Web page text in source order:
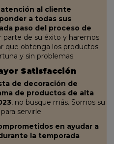
al cliente
a todas sus
paso del proceso de
parte de su éxito y haremos
que obtenga los productos
y sin problemas.
Satisfacción
de decoración de
de productos de alta
, no busque más. Somos su
servirle.
en ayudar a
la temporada